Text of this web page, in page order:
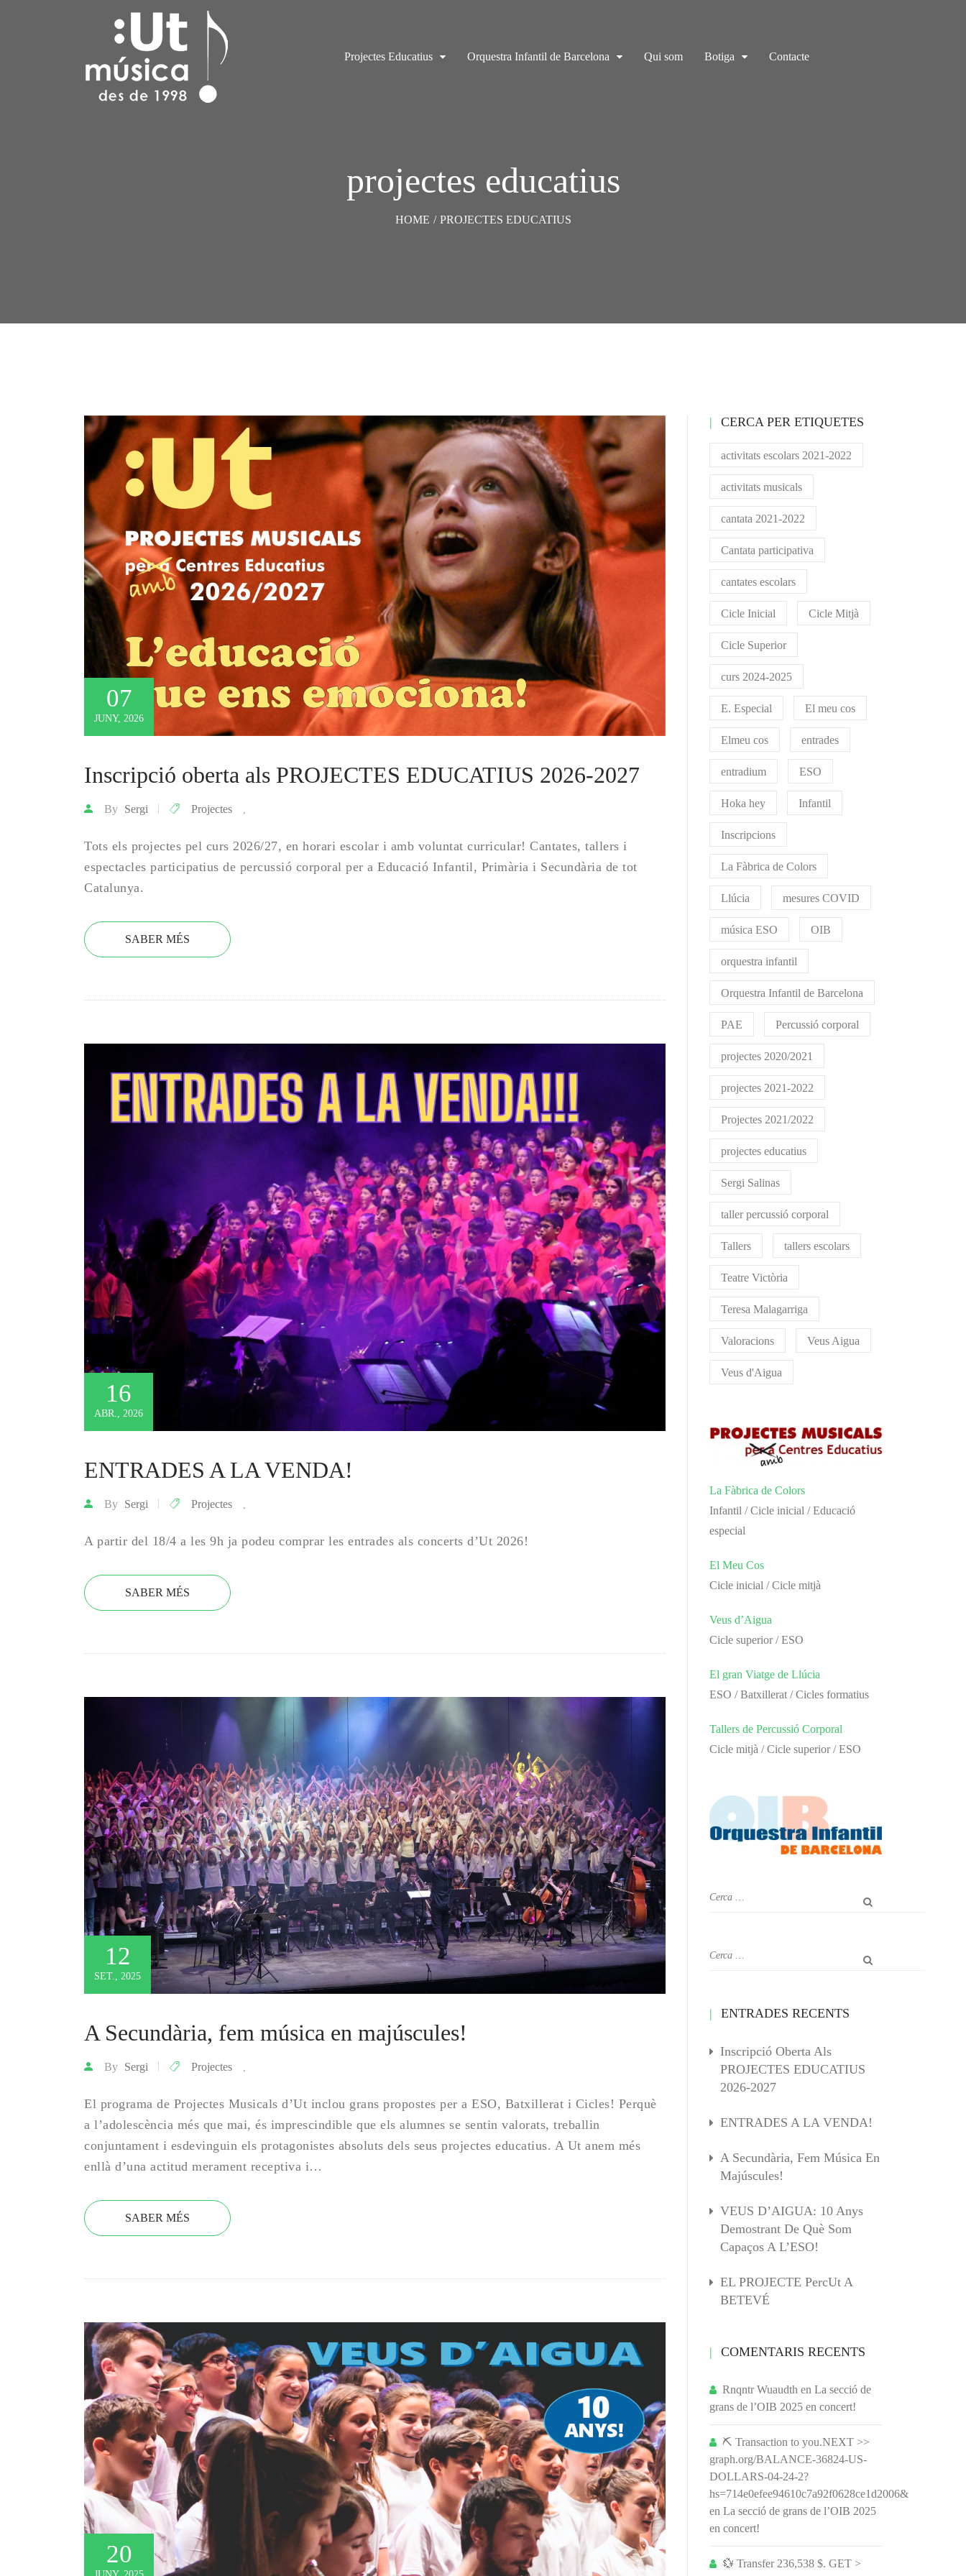
Projectes Educatius Orquestra Infantil de Barcelona Qui som Botiga Contacte
projectes educatius
HOME / PROJECTES EDUCATIUS
07
JUNY, 2026
Inscripció oberta als PROJECTES EDUCATIUS 2026-2027
By Sergi Projectes
Tots els projectes pel curs 2026/27, en horari escolar i amb voluntat curricular! Cantates, tallers i
espectacles participatius de percussió corporal per a Educació Infantil, Primària i Secundària de tot
Catalunya.
SABER MÉS
16
ABR., 2026
ENTRADES A LA VENDA!
By Sergi Projectes ,
A partir del 18/4 a les 9h ja podeu comprar les entrades als concerts d’Ut 2026!
SABER MÉS
12
SET., 2025
A Secundària, fem música en majúscules!
By Sergi Projectes ,
El programa de Projectes Musicals d’Ut inclou grans propostes per a ESO, Batxillerat i Cicles! Perquè
a l’adolescència més que mai, és imprescindible que els alumnes se sentin valorats, treballin
conjuntament i esdevinguin els protagonistes absoluts dels seus projectes educatius. A Ut anem més
enllà d’una actitud merament receptiva i…
SABER MÉS
20
CERCA PER ETIQUETES
activitats escolars 2021-2022
activitats musicals
cantata 2021-2022
Cantata participativa
cantates escolars
Cicle Inicial Cicle Mitjà
Cicle Superior
curs 2024-2025
E. Especial El meu cos
Elmeu cos entrades
entradium ESO
Hoka hey Infantil
Inscripcions
La Fàbrica de Colors
Llúcia mesures COVID
música ESO OIB
orquestra infantil
Orquestra Infantil de Barcelona
PAE Percussió corporal
projectes 2020/2021
projectes 2021-2022
Projectes 2021/2022
projectes educatius
Sergi Salinas
taller percussió corporal
Tallers tallers escolars
Teatre Victòria
Teresa Malagarriga
Valoracions Veus Aigua
Veus d'Aigua
La Fàbrica de Colors
Infantil / Cicle inicial / Educació
especial
El Meu Cos
Cicle inicial / Cicle mitjà
Veus d’Aigua
Cicle superior / ESO
El gran Viatge de Llúcia
ESO / Batxillerat / Cicles formatius
Tallers de Percussió Corporal
Cicle mitjà / Cicle superior / ESO
ENTRADES RECENTS
Inscripció Oberta Als
PROJECTES EDUCATIUS
2026-2027
ENTRADES A LA VENDA!
A Secundària, Fem Música En
Majúscules!
VEUS D’AIGUA: 10 Anys
Demostrant De Què Som
Capaços A L’ESO!
EL PROJECTE PercUt A
BETEVÉ
COMENTARIS RECENTS
Rnqntr Wuaudth en La secció de
grans de l’OIB 2025 en concert!
⛏ Transaction to you.NEXT >>
graph.org/BALANCE-36824-US-
DOLLARS-04-24-2?
hs=714e0efee94610c7a92f0628ce1d2006&
en La secció de grans de l’OIB 2025
en concert!
💱 Transfer 236,538 $. GET >